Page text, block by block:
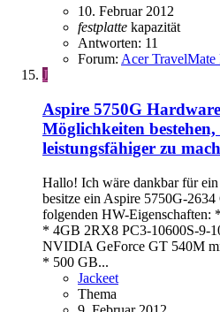
10. Februar 2012
festplatte kapazität
Antworten: 11
Forum: Acer TravelMate
J
Aspire 5750G
Möglichkeiten
leistungsfähiger zu
Hallo! Ich wäre dankbar für
besitze ein Aspire 5750G-
folgenden HW-
* 4GB 2RX8 PC3-10600S-9-
NVIDIA GeForce GT 540M
* 500 GB...
Jackeet
Thema